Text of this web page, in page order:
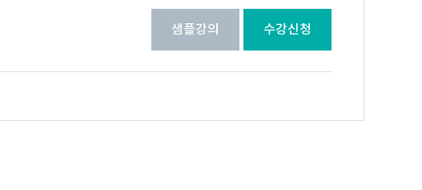
샘플강의 수강신청